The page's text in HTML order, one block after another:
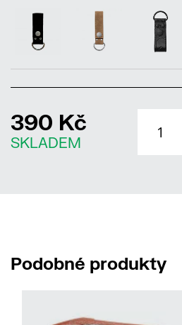
390 Kč
SKLADEM
Podobné produkty